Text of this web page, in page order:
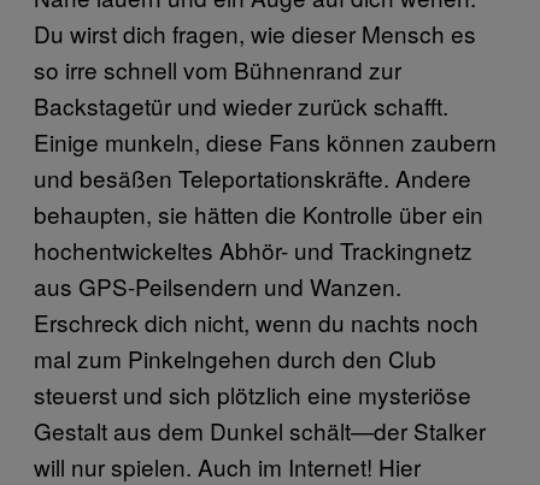
Du wirst dich fragen, wie dieser Mensch es
so irre schnell vom Bühnenrand zur
Backstagetür und wieder zurück schafft.
Einige munkeln, diese Fans können zaubern
und besäßen Teleportationskräfte. Andere
behaupten, sie hätten die Kontrolle über ein
hochentwickeltes Abhör- und Trackingnetz
aus GPS-Peilsendern und Wanzen.
Erschreck dich nicht, wenn du nachts noch
mal zum Pinkelngehen durch den Club
steuerst und sich plötzlich eine mysteriöse
Gestalt aus dem Dunkel schält—der Stalker
will nur spielen. Auch im Internet! Hier